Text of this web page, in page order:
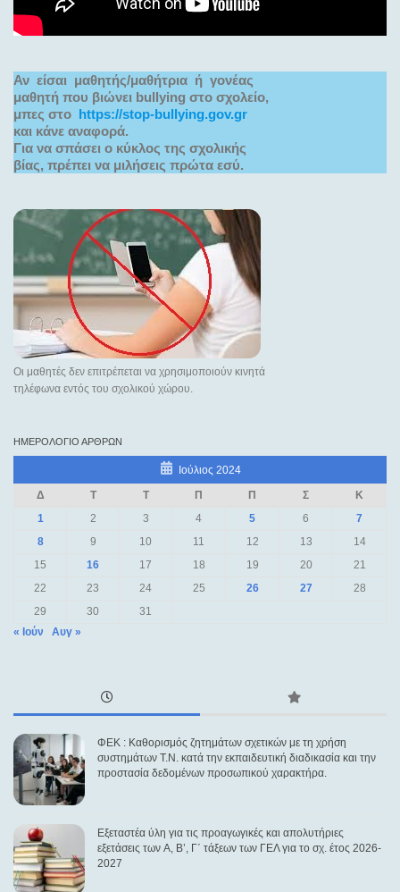
Αν  είσαι  μαθητής/μαθήτρια  ή  γονέας
μαθητή που βιώνει bullying στο σχολείο,
μπες στο
https://stop-bullying.gov.gr
και κάνε αναφορά.
Για να σπάσει ο κύκλος της σχολικής
βίας, πρέπει να μιλήσεις πρώτα εσύ.
Οι μαθητές δεν επιτρέπεται να χρησιμοποιούν κινητά
τηλέφωνα εντός του σχολικού χώρου.
ΗΜΕΡΟΛΌΓΙΟ ΆΡΘΡΩΝ
Ιούλιος 2024
Δ
Τ Τ Π Π Σ
Κ
1
2 3 4 5 6
7
8
9 10 11 12 13
14
15
16 17 18 19 20
21
22
23 24 25 26 27
28
29
30
31
« Ιούν
Αυγ »
ΦΕΚ : Καθορισμός ζητημάτων σχετικών με τη χρήση
συστημάτων Τ.Ν. κατά την εκπαιδευτική διαδικασία και την
προστασία δεδομένων προσωπικού χαρακτήρα.
Eξεταστέα ύλη για τις προαγωγικές και απολυτήριες
εξετάσεις των A, B’, Γ΄ τάξεων των ΓΕΛ για το σχ. έτος 2026-
2027